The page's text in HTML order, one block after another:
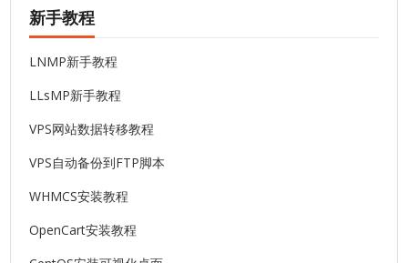
新手教程
LNMP新手教程
LLsMP新手教程
VPS网站数据转移教程
VPS自动备份到FTP脚本
WHMCS安装教程
OpenCart安装教程